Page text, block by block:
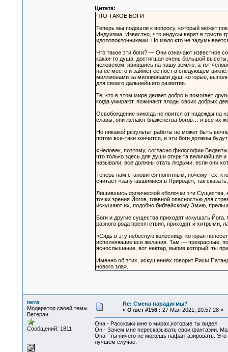
Цитата:
ЧТО ТАКОЕ БОГИ
Теперь мы подошли к вопросу, который может
Индуизма. Известно, что индусы верят в триста
идолопоклонниками. Но мало кто не
Что такое эти боги? — Они означают известное
какая-то душа, достигшая очень большой
человеком, явившись на нашу землю; а тот
на ее место и займет ее пост в следующем
миллионами за миллионами душ, которые,
для своего дальнейшего развития.
Те, кто в этом мире делает добро и помогает
когда умирают, пожинают плоды своих добрых
Освобождение никогда не явится от надежды на
славы, они желают блаженства богов… и все их
Но никакой результат работы не может быть
потом все-таки кончится, и эти боги должны
«Человек, поэтому, согласно философии
что только здесь для души открыта величайшая
называли, все должны стать людьми, если они
Теперь нам становится понятным, почему тех,
считает «запутавшимися в Природе», так
Лишившись физической оболочки эти Существа,
точки зрения Йогов, главной опасностью для
искушают их, подобно библейскому Змию,
Боги и другие существа приходят искушать
разного рода препятствия, приходят и
«Сядь в эту небесную колесницу, которая
исполняющие все желания. Там — прекрасные,
яснослышание, вот нектар, выпив который, ты
Именно об этих, искушениях говорит Риши
нового зла».
terra
Модератор своей темы
Ветеран
Сообщений: 1811
Re: Смена парадигмы?
« Ответ #156 : 27 Мая 2021, 20:57:28 »
Она - Расскажи мне о мирах,которые ты видел
Он - Зачем мне пересказывать свои фантазии.
Она - ты ничего не можешь нафантазировать.
лучшем случае.